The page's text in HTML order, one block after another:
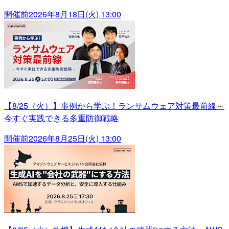
開催前2026年8月18日(火) 13:00
【8/25（火）】事例から学ぶ！ランサムウェア対策最前線～
今すぐ実践できる多重防御戦略
開催前2026年8月25日(火) 13:00